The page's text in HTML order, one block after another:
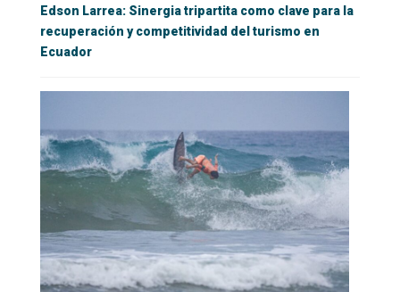
Edson Larrea: Sinergia tripartita como clave para la
recuperación y competitividad del turismo en
Ecuador